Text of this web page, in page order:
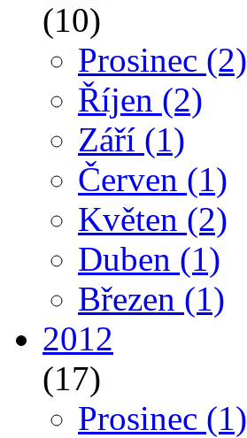
(10)
Prosinec (2)
Říjen (2)
Září (1)
Červen (1)
Květen (2)
Duben (1)
Březen (1)
2012
(17)
Prosinec (1)